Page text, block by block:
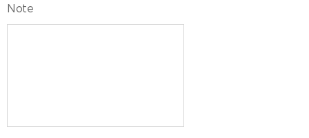
Note